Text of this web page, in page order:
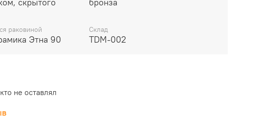
скрытого
бронза
раковиной
Этна 90
Склад
TDM-002
не оставлял